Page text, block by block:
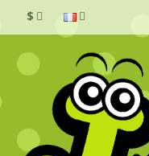
$